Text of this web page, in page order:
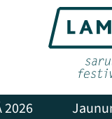
2026